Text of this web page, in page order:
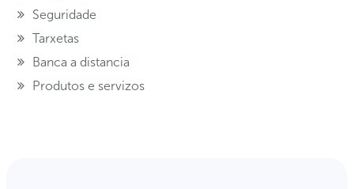
Seguridade
Tarxetas
Banca a distancia
Produtos e servizos